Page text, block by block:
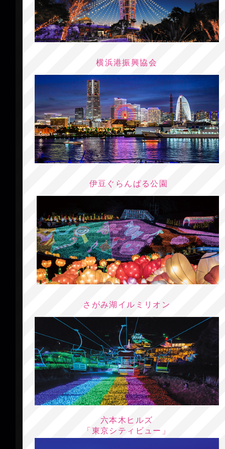
横浜港振興協会
伊豆ぐらんぱる公園
さがみ湖イルミリオン
六本木ヒルズ
「東京シティビュー」